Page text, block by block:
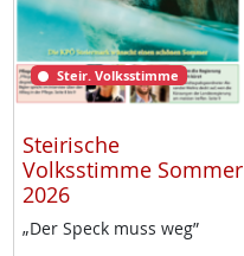
Steir. Volksstimme
Steirische
Volksstimme Sommer
2026
„Der Speck muss weg”